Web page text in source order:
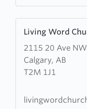
Living Word
2115 20 Ave NW
Calgary, AB
T2M 1J1
more
about
Living
Word